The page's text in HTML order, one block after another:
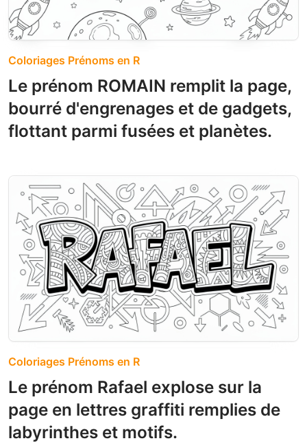
Coloriages Prénoms en R
Le prénom ROMAIN remplit la page,
bourré d'engrenages et de gadgets,
flottant parmi fusées et planètes.
Coloriages Prénoms en R
Le prénom Rafael explose sur la
page en lettres graffiti remplies de
labyrinthes et motifs.